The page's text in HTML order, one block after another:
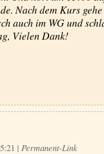
Nach dem Kurs
auch im WG und
Vielen Dank!
| Permanent-Link